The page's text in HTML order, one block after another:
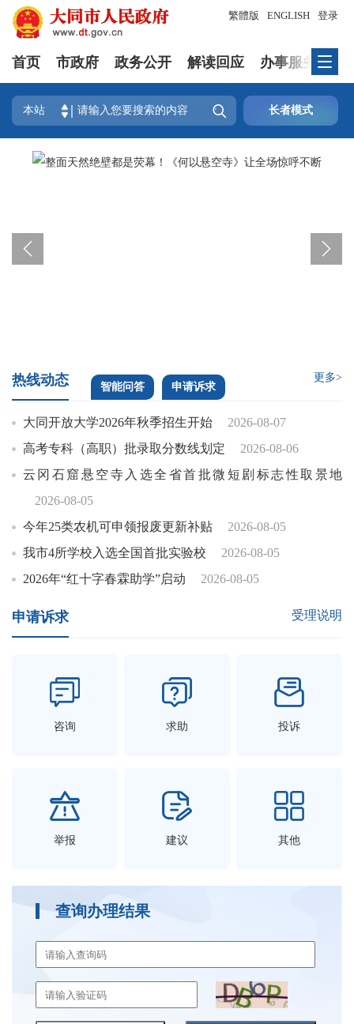
登录
繁體版 ENGLISH
首页 市政府 政务公开 解读回应 办事服务
本站  长者模式
 
更多>
热线动态 智能问答 申请诉求
大同开放大学2026年秋季招生开始
2026-08-07
高考专科（高职）批录取分数线划定
2026-08-06
云冈石窟悬空寺入选全省首批微短剧标志性取景地
2026-08-05
今年25类农机可申领报废更新补贴
2026-08-05
我市4所学校入选全国首批实验校
2026-08-05
2026年“红十字春霖助学”启动
2026-08-05
申请诉求 受理说明
咨询 求助 投诉
举报 建议 其他
查询办理结果